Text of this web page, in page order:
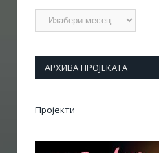
Архиве
АРХИВА ПРОЈЕКАТА
Пројекти